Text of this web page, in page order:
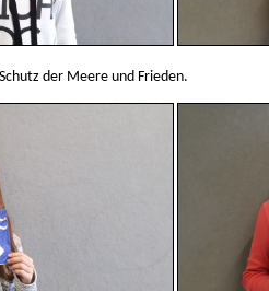
der Meere und Frieden.